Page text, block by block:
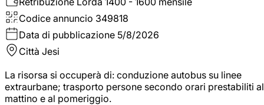
Codice annuncio 349818
Data di pubblicazione 5/8/2026
Città Jesi
La risorsa si occuperà di: conduzione autobus su linee
extraurbane; trasporto persone secondo orari prestabiliti al
mattino e al pomeriggio.